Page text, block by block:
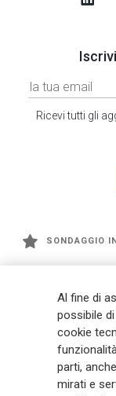
Ricevi tutti gli
SONDAGGIO
management a livello
miliardi e € 900
mila dipendenti e 163
Gruppo ha una
crescente in Asia e
impegno Lifetime
Al fine di
possibile
cookie
parti,
mirati e